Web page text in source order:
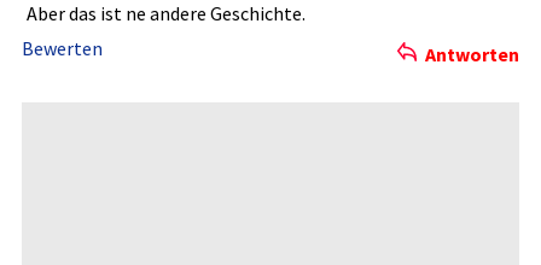
Aber das ist ne andere Geschichte­.
Bewerten
Antworten